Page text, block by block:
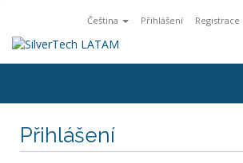
Čeština Přihlášení Registrace
Přihlášení